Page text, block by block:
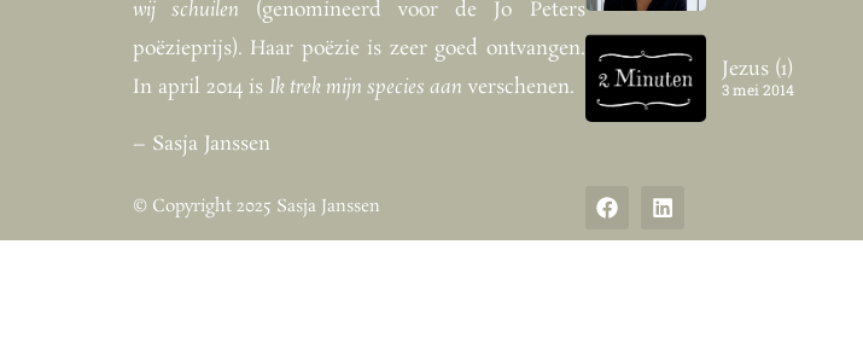
wij schuilen (genomineerd voor de Jo Peters
poëzieprijs). Haar poëzie is zeer goed ontvangen.
In april 2014 is Ik trek mijn species aan verschenen.
– Sasja Janssen
Jezus (1)
3 mei 2014
© Copyright 2025 Sasja Janssen